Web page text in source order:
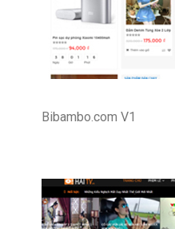
Bibambo.com V1